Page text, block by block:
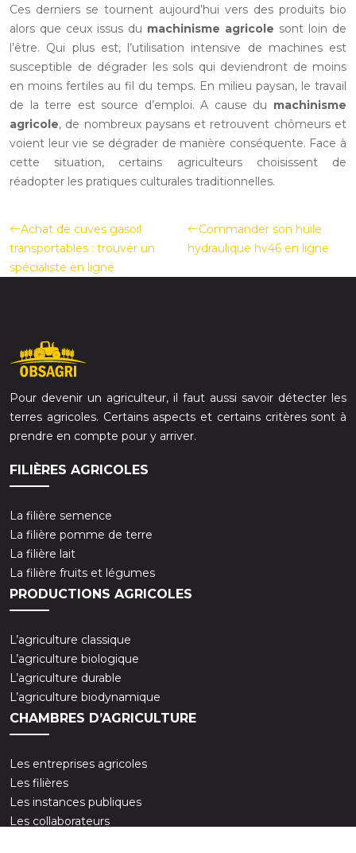
Ces derniers se tournent aujourd’hui vers des produits bio
alors que ceux issus du machinisme agricole sont loin de
l’être. Qui plus est, l’utilisation intensive de machines est
susceptible de dégrader les sols qui deviendront de moins
en moins fertiles au fil du temps. En milieu paysan, le travail
de la terre est source d’emploi. A cause du machinisme
agricole, de nombreux paysans et retrouvent chômeurs et
voient leur vie se dégrader de manière conséquente. Face à
cette situation, certains agriculteurs choisissent de
réadopter les pratiques culturales traditionnelles.
Achat de cuves gasoil
transportables : trouver un
spécialiste en ligne
Commander son huile
hydraulique hv46 en ligne
Pour devenir un agriculteur, il faut aussi savoir détecter les
terres agricoles. Certains aspects et certains critères sont à
prendre en compte pour y arriver.
FILIÈRES AGRICOLES
La filière semence
La filière pomme de terre
La filière lait
La filière fruits et légumes
PRODUCTIONS AGRICOLES
L’agriculture classique
L’agriculture biologique
L’agriculture durable
L’agriculture biodynamique
CHAMBRES D’AGRICULTURE
Les entreprises agricoles
Les filières
Les instances publiques
Les collaborateurs